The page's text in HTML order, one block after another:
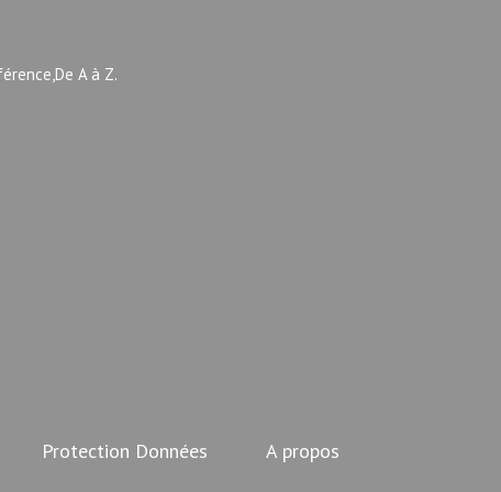
A à Z.
Protection Données A propos